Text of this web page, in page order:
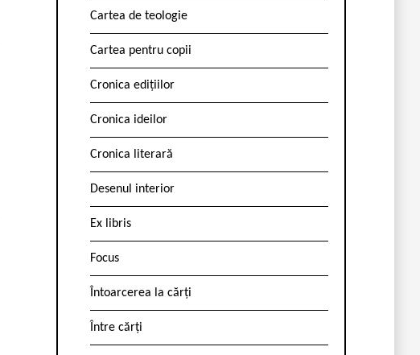
Cartea de teologie
Cartea pentru copii
Cronica edițiilor
Cronica ideilor
Cronica literară
Desenul interior
Ex libris
Focus
Întoarcerea la cărți
Între cărți